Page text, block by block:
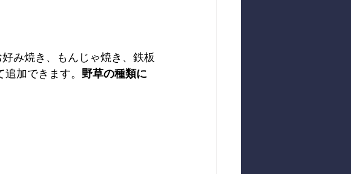
み焼き、もんじゃ焼き、鉄板
加できます。 野草の種類に